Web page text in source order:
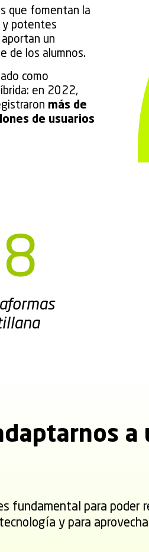
que fomentan la
y potentes
aportan un
de los alumnos.
como
en 2022,
más de
de usuarios
a
fundamental para poder
y para